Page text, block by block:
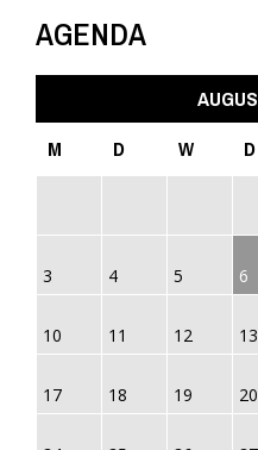
AGENDA
M
D W D
3 4 5 6
10 11 12 13
17 18 19 20